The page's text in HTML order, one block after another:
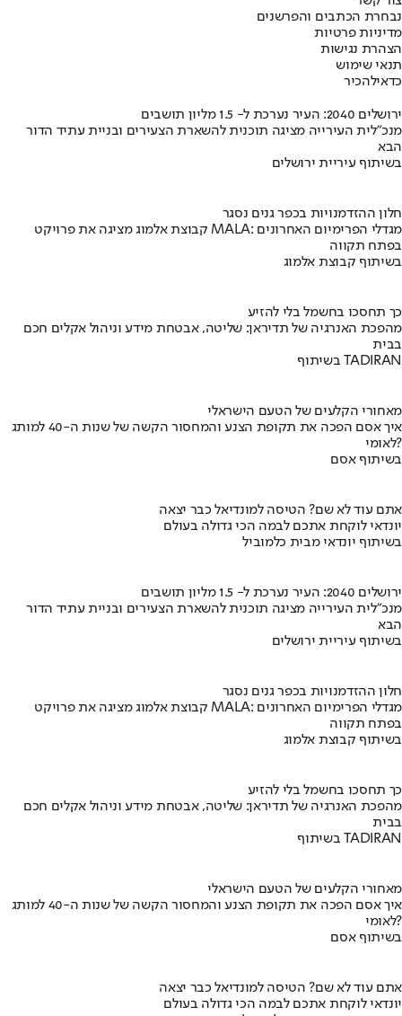
נבחרת הכתבים והפרשנים
מדיניות פרטיות
הצהרת נגישות
תנאי שימוש
כדאילהכיר
ירושלים 2040: העיר נערכת ל- 1.5 מליון תושבים
מנכ"לית העירייה מציגה תוכנית להשארת הצעירים ובניית עתיד הדור
הבא
בשיתוף עיריית ירושלים
חלון ההזדמנויות בכפר גנים נסגר
קבוצת אלמוג מציגה את פרויקט MALA: מגדלי הפרימיום האחרונים
בפתח תקווה
בשיתוף קבוצת אלמוג
כך תחסכו בחשמל בלי להזיע
מהפכת האנרגיה של תדיראן: שליטה, אבטחת מידע וניהול אקלים חכם
בבית
בשיתוף TADIRAN
מאחורי הקלעים של הטעם הישראלי
איך אסם הפכה את תקופת הצנע והמחסור הקשה של שנות ה-40 למותג
לאומי?
בשיתוף אסם
אתם עוד לא שם? הטיסה למונדיאל כבר יצאה
יונדאי לוקחת אתכם לבמה הכי גדולה בעולם
בשיתוף יונדאי מבית כלמוביל
ירושלים 2040: העיר נערכת ל- 1.5 מליון תושבים
מנכ"לית העירייה מציגה תוכנית להשארת הצעירים ובניית עתיד הדור
הבא
בשיתוף עיריית ירושלים
חלון ההזדמנויות בכפר גנים נסגר
קבוצת אלמוג מציגה את פרויקט MALA: מגדלי הפרימיום האחרונים
בפתח תקווה
בשיתוף קבוצת אלמוג
כך תחסכו בחשמל בלי להזיע
מהפכת האנרגיה של תדיראן: שליטה, אבטחת מידע וניהול אקלים חכם
בבית
בשיתוף TADIRAN
מאחורי הקלעים של הטעם הישראלי
איך אסם הפכה את תקופת הצנע והמחסור הקשה של שנות ה-40 למותג
לאומי?
בשיתוף אסם
אתם עוד לא שם? הטיסה למונדיאל כבר יצאה
יונדאי לוקחת אתכם לבמה הכי גדולה בעולם